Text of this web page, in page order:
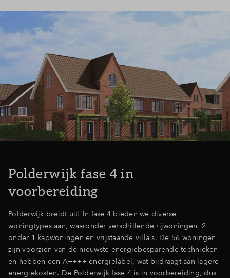
Polderwijk fase 4 in
voorbereiding
Polderwijk breidt uit! In fase 4 bieden we diverse
woningtypes aan, waaronder verschillende rijwoningen, 2
onder 1 kapwoningen en vrijstaande villa's. De 56 woningen
zijn voorzien van de nieuwste energiebesparende technieken
en hebben een A++++ energielabel, wat bijdraagt aan lagere
energiekosten. De Polderwijk fase 4 is in voorbereiding, dus